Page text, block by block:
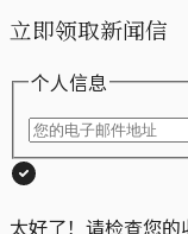
立即领取新闻信
个人信息
太好了！请检查您的